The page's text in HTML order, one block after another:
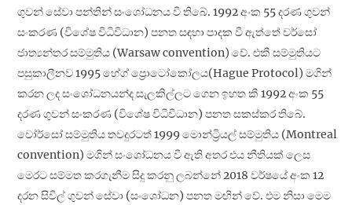
ගුවන් සේවා පන්තින් සංශෝධනය වී තිබේ. 1992 අංක 55 දරණ ගුවන්
සංකරණ (විශේෂ විධිවිධාන) පනත සඳහා පාදක වී ඇත්තේ වර්සෝ
ජාත්‍යන්තර සම්මුතිය (Warsaw convention) වේ. එකී සම්මුතියට
පසුකාලීනව 1995 හේග් ප්‍රොටෝකෝලය(Hague Protocol) මගින්
කරන ලද සංශෝධනයන්ද සැලකිල්ලට ගෙන ඉහත කී 1992 අංක 55
දරණ ගුවන් සංකරණ (විශේෂ විධිවිධාන) පනත සකස්කර තිබේ.
වෝර්සෝ සම්මුතිය තවදුරටත් 1999 මොන්ට්‍රියල් සම්මුතිය (Montreal
convention) මගින් සංශෝධනය වී ඇති අතර එය නීතියක් ලෙස
මෙරට සම්මත කරගැනීම සිදු කරනු ලබන්නේ 2018 වර්ෂයේ අංක 12
දරන සිවිල් ගුවන් සේවා (සංශෝධන) පනත මඟින් වේ. එම නිසා මෙම